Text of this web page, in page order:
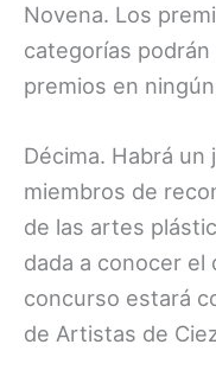
Novena. Los
categorías
premios en
Décima. Habrá
miembros de
de las artes
dada a conocer el
concurso estará
de Artistas de